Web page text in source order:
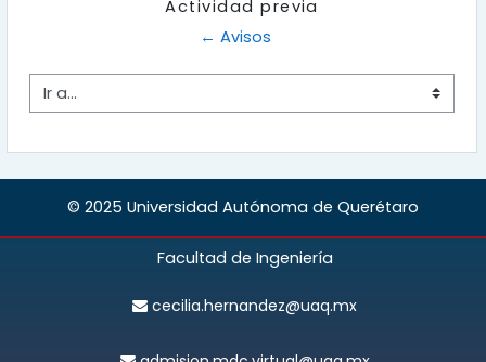
Actividad previa
← Avisos
Ir a...
© 2025 Universidad Autónoma de Querétaro
Facultad de Ingeniería
cecilia.hernandez@uaq.mx